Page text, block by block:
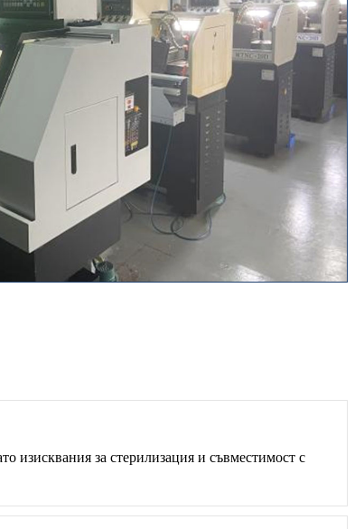
изисквания за стерилизация и съвместимост с